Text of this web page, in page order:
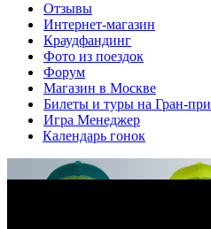
Отзывы
Интернет-магазин
Краудфандинг
Фото из поездок
Форум
Магазин в Москве
Билеты и туры на Гран-при
Игра Менеджер
Календарь гонок